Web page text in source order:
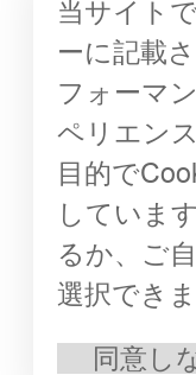
当サイト
ーに記載
フォーマ
ペリエン
目的で
していま
るか、ご
選択できま
同意し